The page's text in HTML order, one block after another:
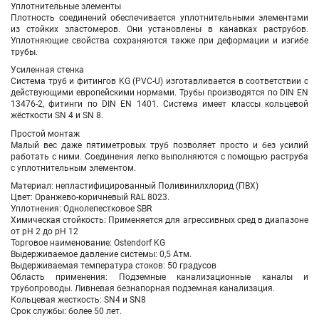
Уплотнительные элементы
Плотность соединений обеспечивается уплотнительными элементами
из стойких эластомеров. Они установлены в канавках раструбов.
Уплотняющие свойства сохраняются также при деформации и изгибе
трубы.
Усиленная стенка
Система труб и фитингов KG (PVC-U) изготавливается в соответствии с
действующими европейскими нормами. Трубы производятся по DIN EN
13476-2, фитинги по DIN EN 1401. Система имеет классы кольцевой
жёсткости SN 4 и SN 8.
Простой монтаж
Малый вес даже пятиметровых труб позволяет просто и без усилий
работать с ними. Соединения легко выполняются с помощью раструба
с уплотнительным элементом.
Материал: непластифицированный Поливинилхлорид (ПВХ)
Цвет: Оранжево-коричневый RAL 8023.
Уплотнения: Однолепестковое SBR
Химическая стойкость: Применяется для агрессивных сред в диапазоне
от pH 2 до pH 12
Торговое наименование: Ostendorf KG
Выдерживаемое давление системы: 0,5 Атм.
Выдерживаемая температура стоков: 50 градусов
Область применения: Подземные канализационные каналы и
трубопроводы. Ливневая безнапорная подземная канализация.
Кольцевая жесткость: SN4 и SN8
Срок службы: более 50 лет.